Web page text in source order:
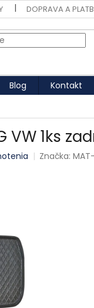
DOPRAVA A
Blog
Kontakt
VW 1ks
0,0 z 5 hviezdičiek.
Značka: